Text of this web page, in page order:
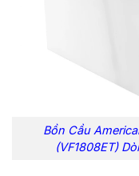
Bồn Cầu
(VF1808ET)